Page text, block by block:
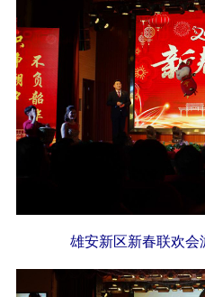
雄安新区新春联欢会